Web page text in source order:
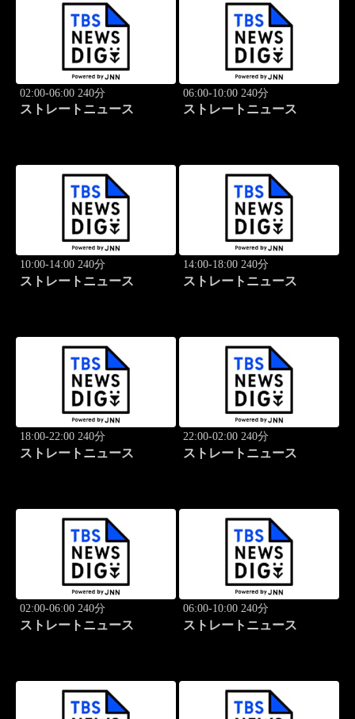
02:00-06:00 240分
ストレートニュース
06:00-10:00 240分
ストレートニュース
10:00-14:00 240分
ストレートニュース
14:00-18:00 240分
ストレートニュース
18:00-22:00 240分
ストレートニュース
22:00-02:00 240分
ストレートニュース
02:00-06:00 240分
ストレートニュース
06:00-10:00 240分
ストレートニュース